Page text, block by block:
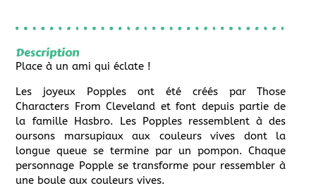
Description
Place à un ami qui éclate !
Les joyeux Popples ont été créés par Those
Characters From Cleveland et font depuis partie de
la famille Hasbro. Les Popples ressemblent à des
oursons marsupiaux aux couleurs vives dont la
longue queue se termine par un pompon. Chaque
personnage Popple se transforme pour ressembler à
une boule aux couleurs vives.